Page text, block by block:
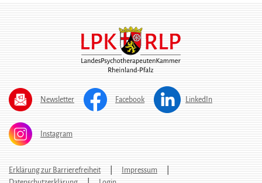
Newsletter Facebook LinkedIn
Instagram
Erklärung zur Barrierefreiheit
Impressum